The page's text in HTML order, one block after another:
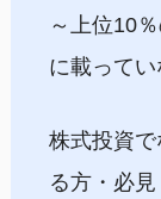
～上位10
に載って
株式投資
る方・必見